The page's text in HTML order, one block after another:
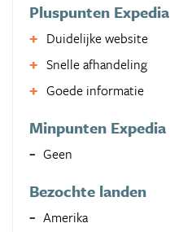
Pluspunten Expedia
Duidelijke website
Snelle afhandeling
Goede informatie
Minpunten Expedia
Geen
Bezochte landen
Amerika